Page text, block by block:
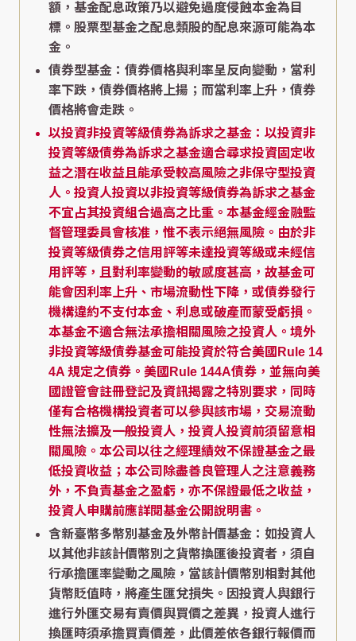
額，基金配息政策乃以避免過度侵蝕本金為目
標。股票型基金之配息類股的配息來源可能為本
金。
債券型基金：債券價格與利率呈反向變動，當利
率下跌，債券價格將上揚；而當利率上升，債券
價格將會走跌。
以投資非投資等級債券為訴求之基金：以投資非
投資等級債券為訴求之基金適合尋求投資固定收
益之潛在收益且能承受較高風險之非保守型投資
人。投資人投資以非投資等級債券為訴求之基金
不宜占其投資組合過高之比重。本基金經金融監
督管理委員會核准，惟不表示絕無風險。由於非
投資等級債券之信用評等未達投資等級或未經信
用評等，且對利率變動的敏感度甚高，故基金可
能會因利率上升、市場流動性下降，或債券發行
機構違約不支付本金、利息或破產而蒙受虧損。
本基金不適合無法承擔相關風險之投資人。境外
非投資等級債券基金可能投資於符合美國Rule 14
4A 規定之債券。美國Rule 144A債券，並無向美
國證管會註冊登記及資訊揭露之特別要求，同時
僅有合格機構投資者可以參與該市場，交易流動
性無法擴及一般投資人，投資人投資前須留意相
關風險。本公司以往之經理績效不保證基金之最
低投資收益；本公司除盡善良管理人之注意義務
外，不負責基金之盈虧，亦不保證最低之收益，
投資人申購前應詳閱基金公開說明書。
含新臺幣多幣別基金及外幣計價基金：如投資人
以其他非該計價幣別之貨幣換匯後投資者，須自
行承擔匯率變動之風險，當該計價幣別相對其他
貨幣貶值時，將產生匯兌損失。因投資人與銀行
進行外匯交易有賣價與買價之差異，投資人進行
換匯時須承擔買賣價差，此價差依各銀行報價而